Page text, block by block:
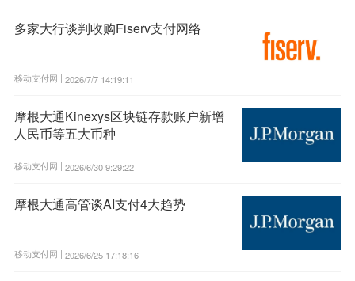
多家大行谈判收购Fiserv支付网络
移动支付网 | 2026/7/7 14:19:11
摩根大通Kinexys区块链存款账户新增
人民币等五大币种
移动支付网 | 2026/6/30 9:29:22
摩根大通高管谈AI支付4大趋势
移动支付网 | 2026/6/25 17:18:16